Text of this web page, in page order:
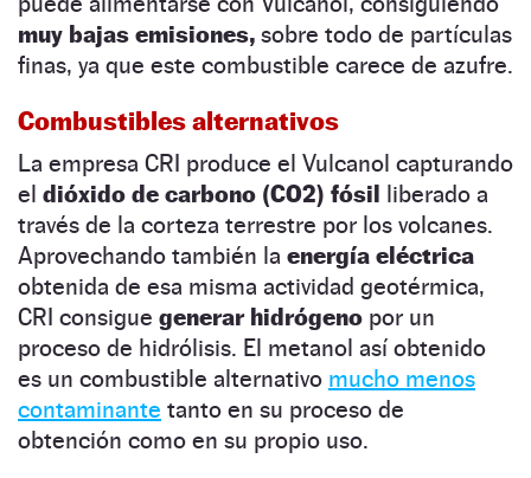
muy bajas emisiones, sobre todo de partículas
finas, ya que este combustible carece de azufre.
Combustibles alternativos
La empresa CRI produce el Vulcanol capturando
el dióxido de carbono (CO2) fósil liberado a
través de la corteza terrestre por los volcanes.
Aprovechando también la energía eléctrica
obtenida de esa misma actividad geotérmica,
CRI consigue generar hidrógeno por un
proceso de hidrólisis. El metanol así obtenido
es un combustible alternativo mucho menos
contaminante tanto en su proceso de
obtención como en su propio uso.